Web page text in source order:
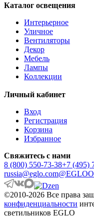
ANTELAO
ANTIPOLO
ANWICK
ANWICK 1
ANZINO
APRICALE
ARACENA
ARANGONA
ARANZOLA
ARENALES
ARGOLIS 2
ARISCANI
ARISCANI 2
ARNHEM
ARRECIFE
ARTANA
ASBY
ASINDRO
ATOLLARI
AULIYE
AUROTONELLO
AUSTELL
AZAR 60
AZBARREN
Каталог освещения
Интерьерное
Уличное
Вентиляторы
Декор
Мебель
Лампы
Коллекции
Личный кабинет
Вход
Регистрация
Корзина
Избранное
Свяжитесь с нами
8 (800) 550-73-38+7 (495)
russia@eglo.com
©2010-2026 Все права
конфиденциальности
светильников EGLO